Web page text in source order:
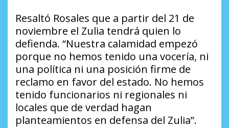
Resaltó Rosales que a partir del 21 de
noviembre el Zulia tendrá quien lo
defienda. “Nuestra calamidad empezó
porque no hemos tenido una vocería, ni
una política ni una posición firme de
reclamo en favor del estado. No hemos
tenido funcionarios ni regionales ni
locales que de verdad hagan
planteamientos en defensa del Zulia”.